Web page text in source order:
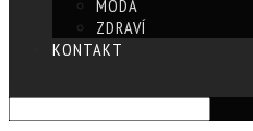
MÓDA
ZDRAVÍ
KONTAKT